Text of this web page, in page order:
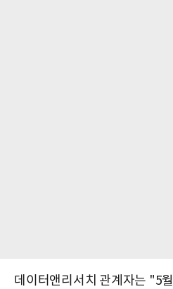
데이터앤리서치 관계자는 "5